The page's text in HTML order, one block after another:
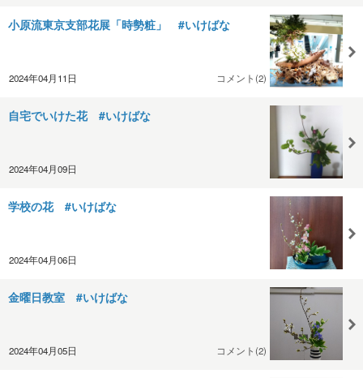
小原流東京支部花展「時勢粧」 #いけばな
2024年04月11日 コメント(2)
自宅でいけた花 #いけばな
2024年04月09日
学校の花 #いけばな
2024年04月06日
金曜日教室 #いけばな
2024年04月05日 コメント(2)